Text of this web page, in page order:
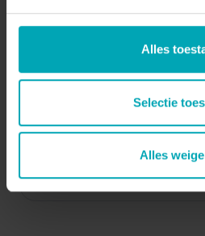
Alles
Selectie
Alles
Wachtrijmuziek
Speel muziek af voor een
wachtrij-ervaring.